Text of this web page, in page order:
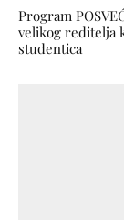
Program
velikog reditelja
studentica